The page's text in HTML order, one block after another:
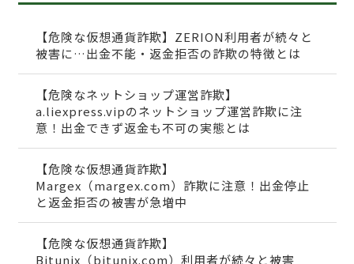
【危険な仮想通貨詐欺】ZERION利用者が続々と
被害に…出金不能・返金拒否の詐欺の特徴とは
【危険なネットショップ運営詐欺】
a.liexpress.vipのネットショップ運営詐欺に注
意！出金できず返金も不可の実態とは
【危険な仮想通貨詐欺】
Margex（margex.com）詐欺に注意！出金停止
と返金拒否の被害が急増中
【危険な仮想通貨詐欺】
Bitunix（bitunix.com）利用者が続々と被害